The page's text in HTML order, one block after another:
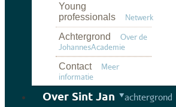
Young
professionals
Netwerk
Achtergrond
Over de
JohannesAcademie
Contact
Meer
informatie
Over Sint Jan achtergrond